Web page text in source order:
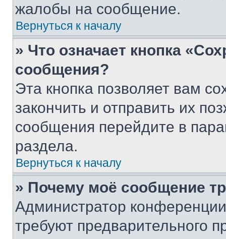
жалобы на сообщение.
Вернуться к началу
» Что означает кнопка
сообщения?
Эта кнопка позволяет вам
закончить и отправить их
сообщения перейдите в
раздела.
Вернуться к началу
» Почему моё сообщение
Администратор
требуют предварительного